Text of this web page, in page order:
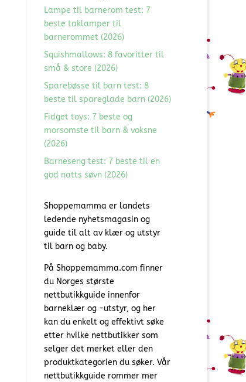
Lampe til barnerom test: 7
beste taklamper til
barnerommet (2026)
Squishmallows: 8 favoritter til
små & store (2026)
Sparebøsse til barn test: 8
beste til spareglade barn (2026)
Fidget toys: 7 beste og
morsomste til barn & voksne
(2026)
Barneseng test: 7 beste til en
god natts søvn (2026)
Shoppemamma er landets
ledende nyhetsmagasin og
guide til alt av klær og utstyr
til barn og baby.
På Shoppemamma.com finner
du Norges største
nettbutikkguide innenfor
barneklær og -utstyr, og her
kan du enkelt og effektivt søke
etter hvilke nettbutikker som
selger det merket eller den
produktkategorien du søker. Vår
nettbutikkguide rommer mer